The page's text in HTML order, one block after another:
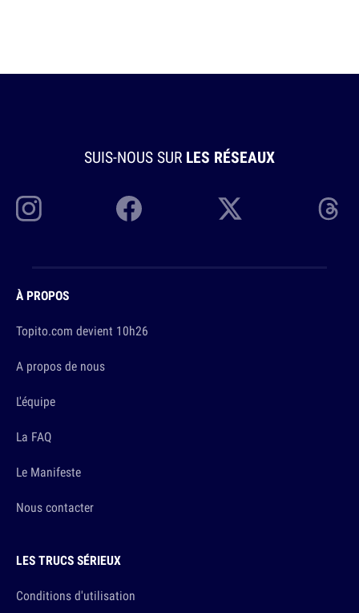
SUIS-NOUS SUR LES RÉSEAUX
À PROPOS
Topito.com devient 10h26
A propos de nous
L'équipe
La FAQ
Le Manifeste
Nous contacter
LES TRUCS SÉRIEUX
Conditions d'utilisation